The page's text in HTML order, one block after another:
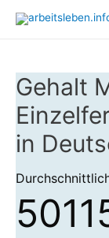
Gehalt
in